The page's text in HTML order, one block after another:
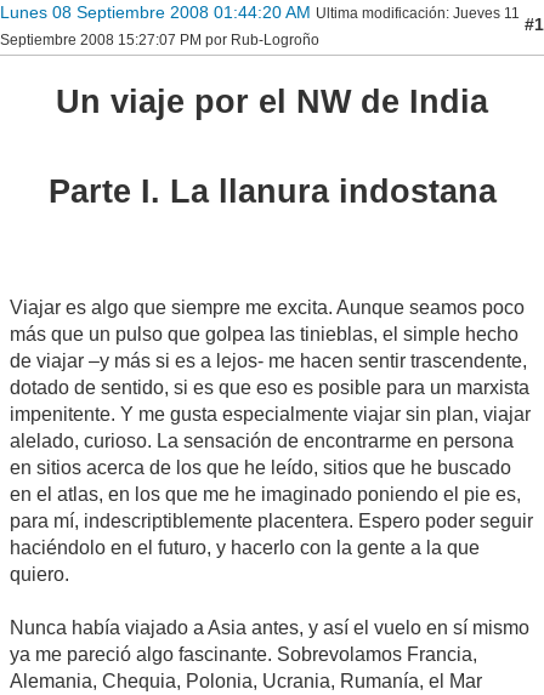
Lunes 08 Septiembre 2008 01:44:20 AM Ultima modificación: Jueves 11
Septiembre 2008 15:27:07 PM por Rub-Logroño
#1
Un viaje por el NW de India
Parte I. La llanura indostana
Viajar es algo que siempre me excita. Aunque seamos poco
más que un pulso que golpea las tinieblas, el simple hecho
de viajar –y más si es a lejos- me hacen sentir trascendente,
dotado de sentido, si es que eso es posible para un marxista
impenitente. Y me gusta especialmente viajar sin plan, viajar
alelado, curioso. La sensación de encontrarme en persona
en sitios acerca de los que he leído, sitios que he buscado
en el atlas, en los que me he imaginado poniendo el pie es,
para mí, indescriptiblemente placentera. Espero poder seguir
haciéndolo en el futuro, y hacerlo con la gente a la que
quiero.
Nunca había viajado a Asia antes, y así el vuelo en sí mismo
ya me pareció algo fascinante. Sobrevolamos Francia,
Alemania, Chequia, Polonia, Ucrania, Rumanía, el Mar